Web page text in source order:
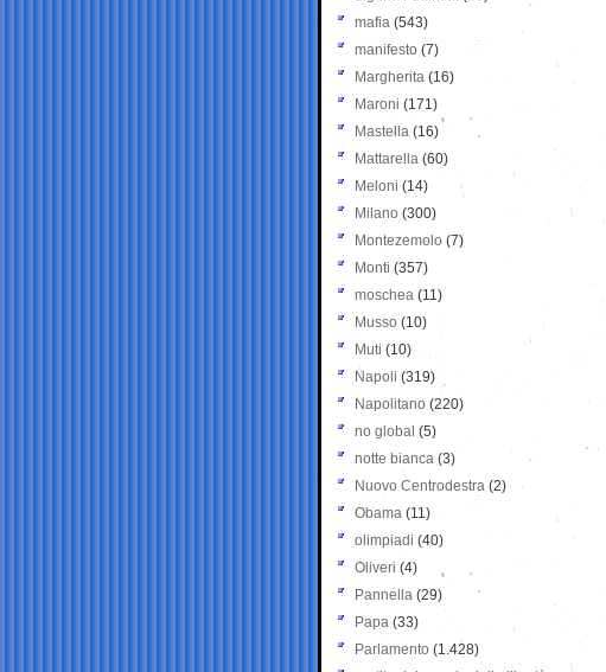
mafia (543)
manifesto (7)
Margherita (16)
Maroni (171)
Mastella (16)
Mattarella (60)
Meloni (14)
Milano (300)
Montezemolo (7)
Monti (357)
moschea (11)
Musso (10)
Muti (10)
Napoli (319)
Napolitano (220)
no global (5)
notte bianca (3)
Nuovo Centrodestra (2)
Obama (11)
olimpiadi (40)
Oliveri (4)
Pannella (29)
Papa (33)
Parlamento (1.428)